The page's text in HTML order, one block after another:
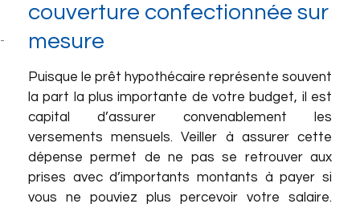
couverture confectionnée sur
mesure
Puisque le prêt hypothécaire représente souvent
la part la plus importante de votre budget, il est
capital d’assurer convenablement les
versements mensuels. Veiller à assurer cette
dépense permet de ne pas se retrouver aux
prises avec d’importants montants à payer si
vous ne pouviez plus percevoir votre salaire.